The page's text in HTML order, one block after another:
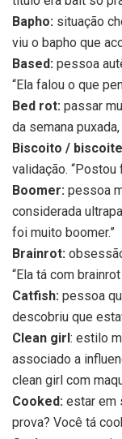
Bapho: situação
viu o bapho que
Based: pessoa
“Ela falou o que
Bed rot: passar
da semana
Biscoito /
validação.
Boomer: pessoa
considerada
foi muito boomer.”
Brainrot:
“Ela tá com
Catfish: pessoa
descobriu que
Clean girl: estilo
associado a
clean girl com
Cooked: estar em
prova? Você tá